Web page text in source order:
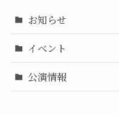
お知らせ
イベント
公演情報